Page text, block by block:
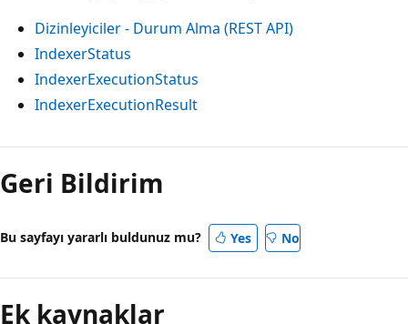
Dizinleyiciler - Durum Alma (REST API)
IndexerStatus
IndexerExecutionStatus
IndexerExecutionResult
Geri Bildirim
Bu sayfayı yararlı buldunuz mu? Yes No
Ek kaynaklar